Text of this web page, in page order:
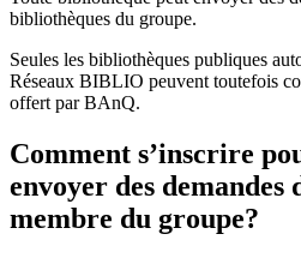
bibliothèques du groupe.
Seules les bibliothèques publiques
Réseaux BIBLIO peuvent toutefois
offert par BAnQ.
Comment s’inscrire
envoyer des demandes
membre du groupe?